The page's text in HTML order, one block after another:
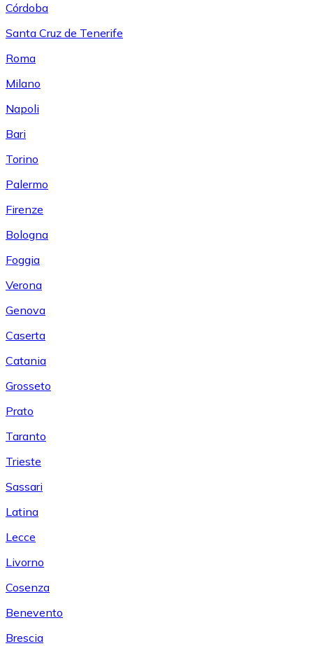
Córdoba
Santa Cruz de Tenerife
Roma
Milano
Napoli
Bari
Torino
Palermo
Firenze
Bologna
Foggia
Verona
Genova
Caserta
Catania
Grosseto
Prato
Taranto
Trieste
Sassari
Latina
Lecce
Livorno
Cosenza
Benevento
Brescia